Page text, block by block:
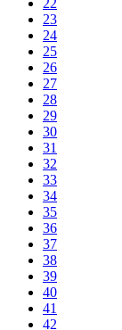
22
23
24
25
26
27
28
29
30
31
32
33
34
35
36
37
38
39
40
41
42